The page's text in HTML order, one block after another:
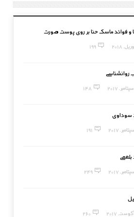
و فوائد ماسک حنا بر روی پوست صورت
199
روانشناسی
148
سوداوی
191
بلغمی
249
260